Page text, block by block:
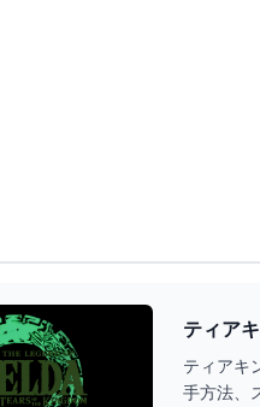
ティア
ティアキ
手方法、